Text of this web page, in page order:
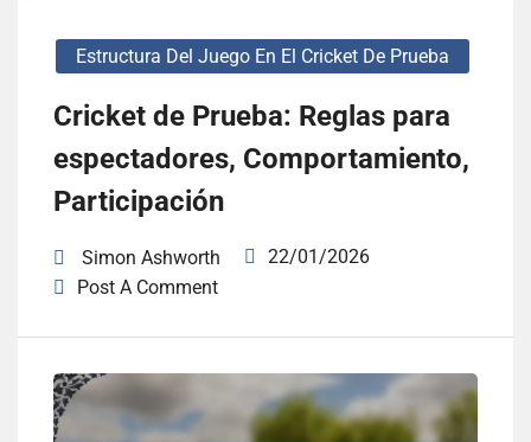
Estructura Del Juego En El Cricket De Prueba
Cricket de Prueba: Reglas para
espectadores, Comportamiento,
Participación
Simon Ashworth
22/01/2026
Post A Comment